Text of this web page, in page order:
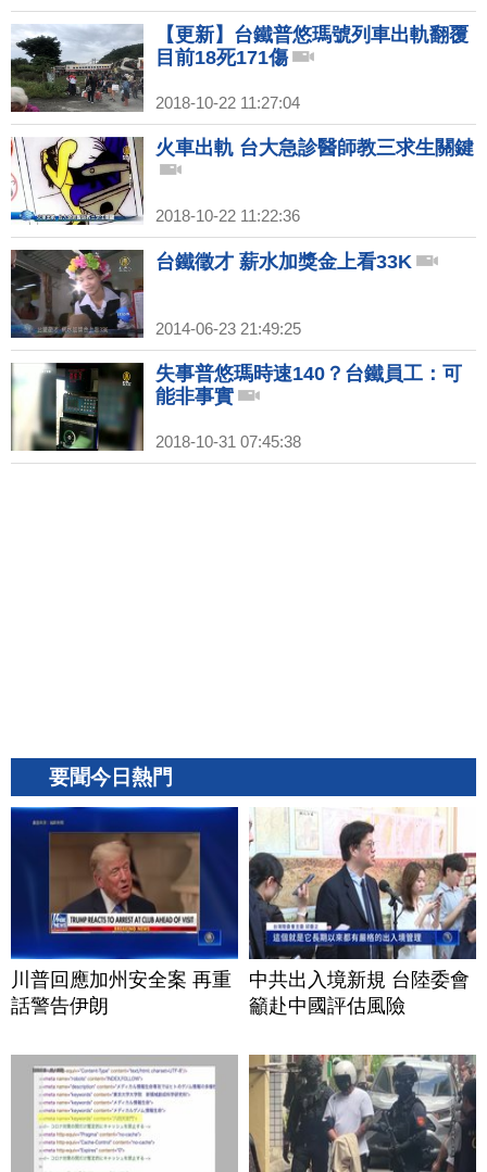
【更新】台鐵普悠瑪號列車出軌翻覆
目前18死171傷
2018-10-22 11:27:04
火車出軌 台大急診醫師教三求生關鍵
2018-10-22 11:22:36
台鐵徵才 薪水加獎金上看33K
2014-06-23 21:49:25
失事普悠瑪時速140？台鐵員工：可
能非事實
2018-10-31 07:45:38
要聞今日熱門
川普回應加州安全案 再重
話警告伊朗
中共出入境新規 台陸委會
籲赴中國評估風險